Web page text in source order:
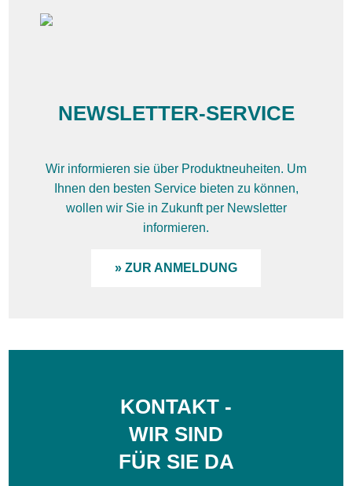
NEWSLETTER-SERVICE
Wir informieren sie über Produktneuheiten. Um
Ihnen den besten Service bieten zu können,
wollen wir Sie in Zukunft per Newsletter
informieren.
» ZUR ANMELDUNG
KONTAKT -
WIR SIND
FÜR SIE DA